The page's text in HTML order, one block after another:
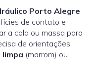
Porto Alegre
de contato e
a cola ou massa para
de orientações
limpa (marrom) ou